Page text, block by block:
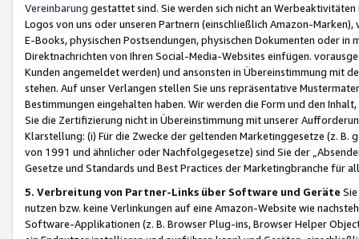
Vereinbarung gestattet sind. Sie werden sich nicht an
Logos von uns oder unseren Partnern (einschließlich Amazon-
E-Books, physischen Postsendungen, physischen Dokumenten oder in
Direktnachrichten von Ihren Social-Media-Websites einfügen.
Kunden angemeldet werden) und ansonsten in Übereinstimmung mit
stehen. Auf unser Verlangen stellen Sie uns repräsentative
Bestimmungen eingehalten haben. Wir werden die Form und den
Sie die Zertifizierung nicht in Übereinstimmung mit unserer
Klarstellung: (i) Für die Zwecke der geltenden Marketinggesetze (z. B.
von 1991 und ähnlicher oder Nachfolgegesetze) sind Sie der
Gesetze und Standards und Best Practices der Marketingbranche für
5. Verbreitung von Partner-Links über Software und Geräte
nutzen bzw. keine Verlinkungen auf eine Amazon-Website wie
Software-Applikationen (z. B. Browser Plug-ins, Browser Helper